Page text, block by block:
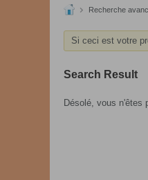
Recherche
Si ceci est votre
Search Result
Désolé, vous n'êtes